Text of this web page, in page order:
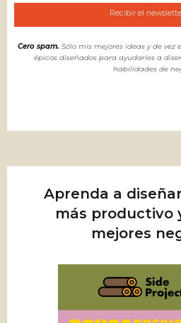
Cero spam. Sólo mis mejores ideas y de
épicos diseñados para ayudarles a
habilidades de
Aprenda a
más productivo
mejores